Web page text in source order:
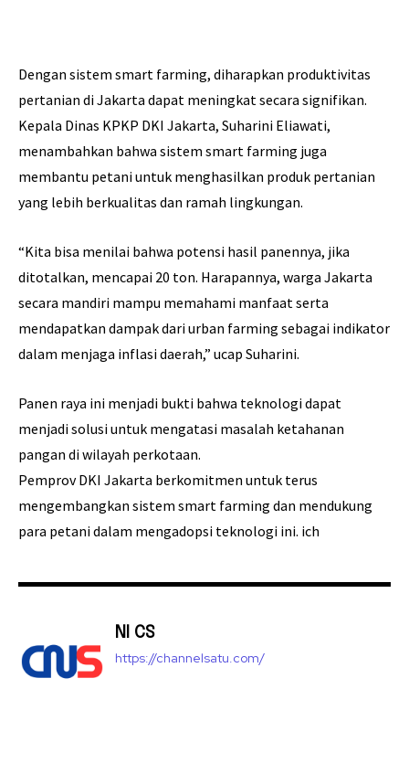
Dengan sistem smart farming, diharapkan produktivitas
pertanian di Jakarta dapat meningkat secara signifikan.
Kepala Dinas KPKP DKI Jakarta, Suharini Eliawati,
menambahkan bahwa sistem smart farming juga
membantu petani untuk menghasilkan produk pertanian
yang lebih berkualitas dan ramah lingkungan.
“Kita bisa menilai bahwa potensi hasil panennya, jika
ditotalkan, mencapai 20 ton. Harapannya, warga Jakarta
secara mandiri mampu memahami manfaat serta
mendapatkan dampak dari urban farming sebagai indikator
dalam menjaga inflasi daerah,” ucap Suharini.
Panen raya ini menjadi bukti bahwa teknologi dapat
menjadi solusi untuk mengatasi masalah ketahanan
pangan di wilayah perkotaan.
Pemprov DKI Jakarta berkomitmen untuk terus
mengembangkan sistem smart farming dan mendukung
para petani dalam mengadopsi teknologi ini. ich
NI CS
https://channelsatu.com/